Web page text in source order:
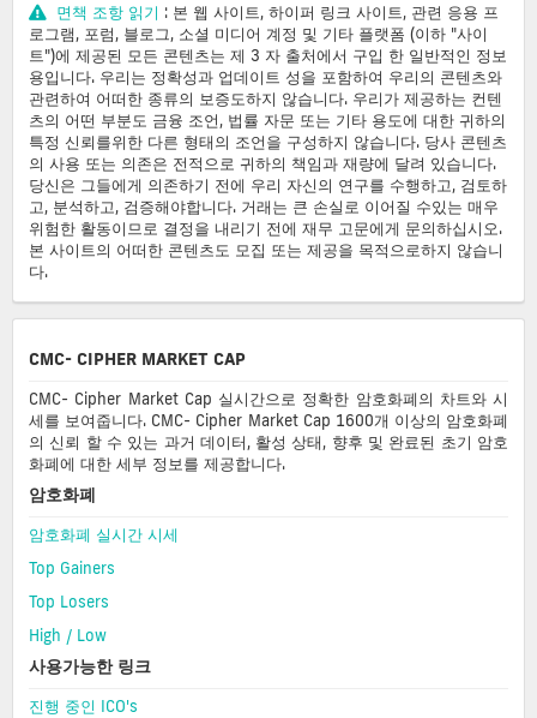
면책 조항 읽기 : 본 웹 사이트, 하이퍼 링크 사이트, 관련 응용 프
로그램, 포럼, 블로그, 소셜 미디어 계정 및 기타 플랫폼 (이하 "사이
트")에 제공된 모든 콘텐츠는 제 3 자 출처에서 구입 한 일반적인 정보
용입니다. 우리는 정확성과 업데이트 성을 포함하여 우리의 콘텐츠와
관련하여 어떠한 종류의 보증도하지 않습니다. 우리가 제공하는 컨텐
츠의 어떤 부분도 금융 조언, 법률 자문 또는 기타 용도에 대한 귀하의
특정 신뢰를위한 다른 형태의 조언을 구성하지 않습니다. 당사 콘텐츠
의 사용 또는 의존은 전적으로 귀하의 책임과 재량에 달려 있습니다.
당신은 그들에게 의존하기 전에 우리 자신의 연구를 수행하고, 검토하
고, 분석하고, 검증해야합니다. 거래는 큰 손실로 이어질 수있는 매우
위험한 활동이므로 결정을 내리기 전에 재무 고문에게 문의하십시오.
본 사이트의 어떠한 콘텐츠도 모집 또는 제공을 목적으로하지 않습니
다.
CMC- CIPHER MARKET CAP
CMC- Cipher Market Cap 실시간으로 정확한 암호화폐의 차트와 시
세를 보여줍니다. CMC- Cipher Market Cap 1600개 이상의 암호화폐
의 신뢰 할 수 있는 과거 데이터, 활성 상태, 향후 및 완료된 초기 암호
화폐에 대한 세부 정보를 제공합니다.
암호화폐
암호화폐 실시간 시세
Top Gainers
Top Losers
High / Low
사용가능한 링크
진행 중인 ICO's